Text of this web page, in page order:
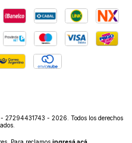
27294431743 - 2026. Todos los derechos